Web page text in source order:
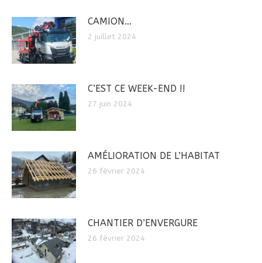
CAMION…
2 juillet 2024
C’EST CE WEEK-END !!
27 juin 2024
AMÉLIORATION DE L’HABITAT
26 février 2024
CHANTIER D’ENVERGURE
26 février 2024